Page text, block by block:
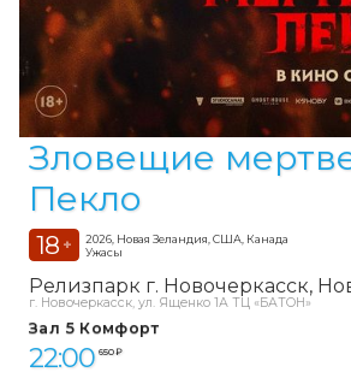
Зловещие
Пекло
18 +
2026, Новая Зеландия, США, Канада
Ужасы
Релизпарк г. Новочеркасск
г. Новочеркасск, ул. Ященко 1А ТЦ «БАТОН»
Зал 5 Комфорт
22:00 650 ₽